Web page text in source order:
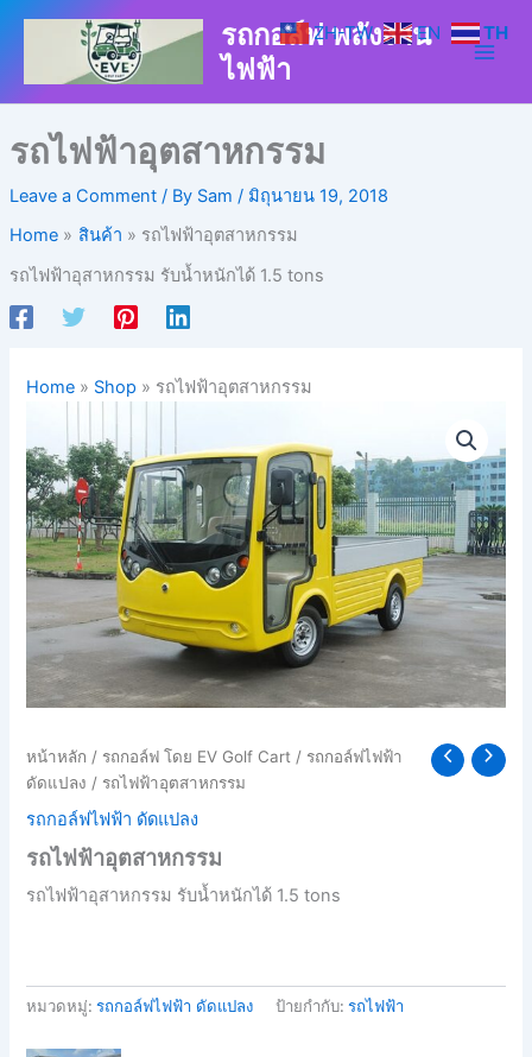
รถกอล์ฟ พลังงาน
ไฟฟ้า
รถไฟฟ้าอุตสาหกรรม
Leave a Comment / By Sam / มิถุนายน 19, 2018
Home
สินค้า
รถไฟฟ้าอุตสาหกรรม
รถไฟฟ้าอุสาหกรรม รับน้ำหนักได้ 1.5 tons
Home » Shop » รถไฟฟ้าอุตสาหกรรม
หน้าหลัก / รถกอล์ฟ โดย EV Golf Cart / รถกอล์ฟไฟฟ้า
ดัดแปลง / รถไฟฟ้าอุตสาหกรรม
รถกอล์ฟไฟฟ้า ดัดแปลง
รถไฟฟ้าอุตสาหกรรม
รถไฟฟ้าอุสาหกรรม รับน้ำหนักได้ 1.5 tons
หมวดหมู่:รถกอล์ฟไฟฟ้า ดัดแปลง ป้ายกำกับ:รถไฟฟ้า
ZH-TW EN TH